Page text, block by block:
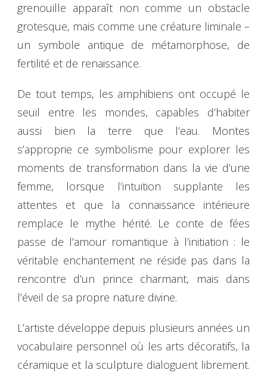
grenouille apparaît non comme un obstacle
grotesque, mais comme une créature liminale –
un symbole antique de métamorphose, de
fertilité et de renaissance.
De tout temps, les amphibiens ont occupé le
seuil entre les mondes, capables d’habiter
aussi bien la terre que l’eau. Montes
s’approprie ce symbolisme pour explorer les
moments de transformation dans la vie d’une
femme, lorsque l’intuition supplante les
attentes et que la connaissance intérieure
remplace le mythe hérité. Le conte de fées
passe de l’amour romantique à l’initiation : le
véritable enchantement ne réside pas dans la
rencontre d’un prince charmant, mais dans
l’éveil de sa propre nature divine.
L’artiste développe depuis plusieurs années un
vocabulaire personnel où les arts décoratifs, la
céramique et la sculpture dialoguent librement.